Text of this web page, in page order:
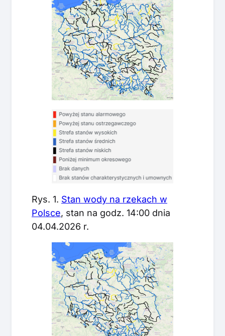
Rys. 1. Stan wody na rzekach w
Polsce, stan na godz. 14:00 dnia
04.04.2026 r.